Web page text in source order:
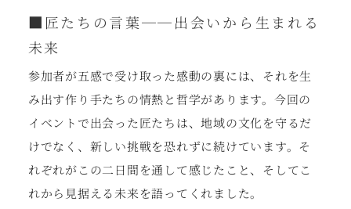
■ 匠たちの言葉──出会いから生まれる
未来
参加者が五感で受け取った感動の裏には、それを生
み出す作り手たちの情熱と哲学があります。今回の
イベントで出会った匠たちは、地域の文化を守るだ
けでなく、新しい挑戦を恐れずに続けています。そ
れぞれがこの二日間を通して感じたこと、そしてこ
れから見据える未来を語ってくれました。